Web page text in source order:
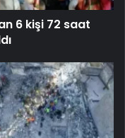
6 kişi 72 saat